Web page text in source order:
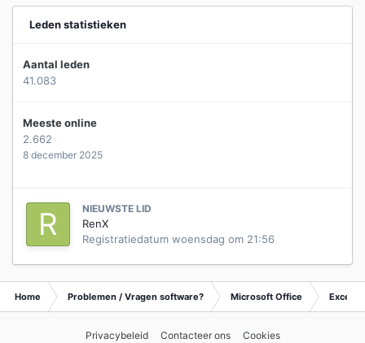
Leden statistieken
Aantal leden
41.083
Meeste online
2.662
8 december 2025
NIEUWSTE LID
RenX
Registratiedatum woensdag om 21:56
Home Problemen / Vragen software? Microsoft Office Excel
Privacybeleid Contacteer ons
Cookies